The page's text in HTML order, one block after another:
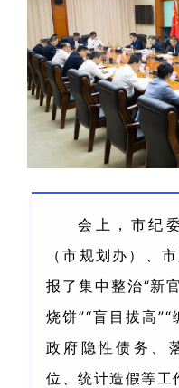
会上，市纪
（市规划办）、
报了集中整治“新
烧饼”“盲目拔高
政府隐性债务、
位、统计造假等工